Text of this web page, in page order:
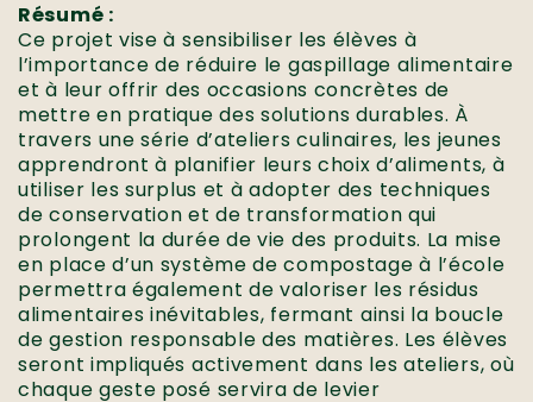
Résumé :
Ce projet vise à sensibiliser les élèves à
l’importance de réduire le gaspillage alimentaire
et à leur offrir des occasions concrètes de
mettre en pratique des solutions durables. À
travers une série d’ateliers culinaires, les jeunes
apprendront à planifier leurs choix d’aliments, à
utiliser les surplus et à adopter des techniques
de conservation et de transformation qui
prolongent la durée de vie des produits. La mise
en place d’un système de compostage à l’école
permettra également de valoriser les résidus
alimentaires inévitables, fermant ainsi la boucle
de gestion responsable des matières. Les élèves
seront impliqués activement dans les ateliers, où
chaque geste posé servira de levier